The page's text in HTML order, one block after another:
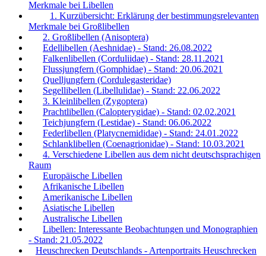
Merkmale bei Libellen
1. Kurzübersicht: Erklärung der bestimmungsrelevanten
Merkmale bei Großlibellen
2. Großlibellen (Anisoptera)
Edellibellen (Aeshnidae) - Stand: 26.08.2022
Falkenlibellen (Corduliidae) - Stand: 28.11.2021
Flussjungfern (Gomphidae) - Stand: 20.06.2021
Quelljungfern (Cordulegasteridae)
Segellibellen (Libellulidae) - Stand: 22.06.2022
3. Kleinlibellen (Zygoptera)
Prachtlibellen (Calopterygidae) - Stand: 02.02.2021
Teichjungfern (Lestidae) - Stand: 06.06.2022
Federlibellen (Platycnemididae) - Stand: 24.01.2022
Schlanklibellen (Coenagrionidae) - Stand: 10.03.2021
4. Verschiedene Libellen aus dem nicht deutschsprachigen
Raum
Europäische Libellen
Afrikanische Libellen
Amerikanische Libellen
Asiatische Libellen
Australische Libellen
Libellen: Interessante Beobachtungen und Monographien
- Stand: 21.05.2022
Heuschrecken Deutschlands - Artenportraits Heuschrecken